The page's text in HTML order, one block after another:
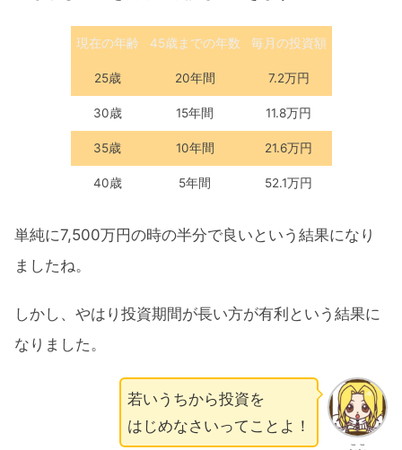
現在の年齢 45歳までの年数 毎月の投資額
25歳 20年間 7.2万円
30歳 15年間 11.8万円
35歳 10年間 21.6万円
40歳 5年間 52.1万円
単純に7,500万円の時の半分で良いという結果になり
ましたね。
しかし、やはり投資期間が長い方が有利という結果に
なりました。
ここ
若いうちから投資を
はじめなさいってことよ！